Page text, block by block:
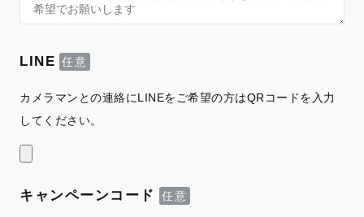
LINE
カメラマンとの連絡にLINEをご希望の方はQRコードを入力
してください。
キャンペーンコード